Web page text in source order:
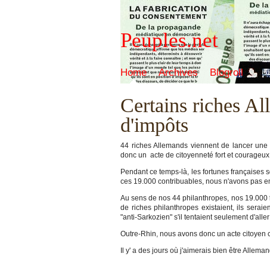
Peuples.net
Home Archives Blogroll
Certains riches
d'impôts
44 riches Allemands viennent de lancer
donc un acte de citoyenneté fort et
Pendant ce temps-là, les fortunes françaises
ces 19.000 contribuables, nous n'avons pas
Au sens de nos 44 philanthropes, nos
de riches philanthropes existaient, ils
"anti-Sarkozien" s'il tentaient seulement
Outre-Rhin, nous avons donc un acte citoyen
Il y' a des jours où j'aimerais bien être